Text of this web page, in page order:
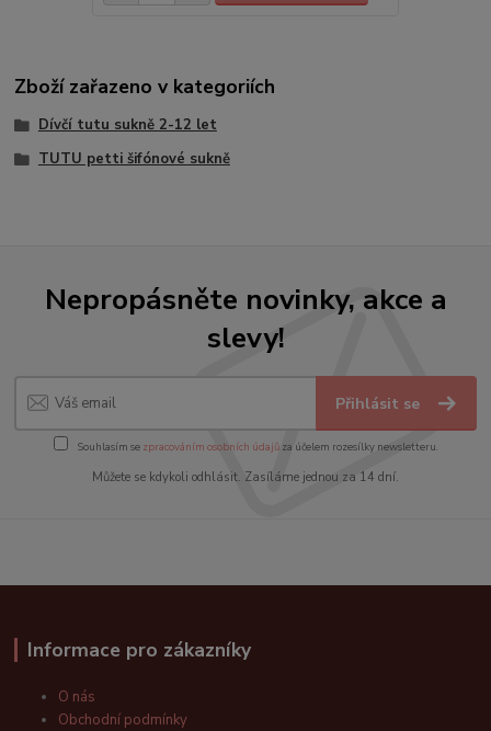
Zboží zařazeno v kategoriích
Dívčí tutu sukně 2-12 let
TUTU petti šifónové sukně
Nepropásněte novinky, akce a
slevy!
Přihlásit se
Souhlasím se zpracováním osobních údajůza účelem rozesílky newsletteru.
Můžete se kdykoli odhlásit. Zasíláme jednou za 14 dní.
Informace pro zákazníky
O nás
Obchodní podmínky